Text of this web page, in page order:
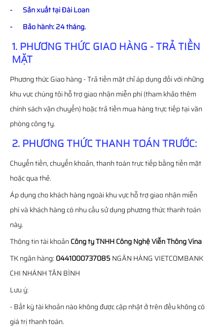
- Sản xuất tại Đài Loan
- Bảo hành: 24 tháng.
1. PHƯƠNG THỨC GIAO HÀNG - TRẢ TIỀN
MẶT
Phương thức Giao hàng - Trả tiền mặt chỉ áp dụng đối với những
khu vực chúng tôi hỗ trợ giao nhận miễn phí (tham khảo thêm
chính sách vận chuyển) hoặc trả tiền mua hàng trực tiếp tại văn
phòng công ty.
2. PHƯƠNG THỨC THANH TOÁN TRƯỚC:
Chuyển tiền, chuyển khoản, thanh toán trực tiếp bằng tiền mặt
hoặc qua thẻ.
Áp dụng cho khách hàng ngoài khu vực hỗ trợ giao nhận miễn
phí và khách hàng có nhu cầu sử dụng phương thức thanh toán
này.
Thông tin tài khoảnCông ty TNHH Công Nghệ Viễn Thông Vina
TK ngân hàng: 0441000737085NGÂN HÀNG VIETCOMBANK
CHI NHÁNH TÂN BÌNH
Lưu ý:
- Bất kỳ tài khoản nào không được cập nhật ở trên đều không có
giá trị thanh toán.